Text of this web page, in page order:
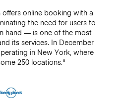
online booking with a
the need for users to
hand — is one of the most
its services. In December
in New York, where
250 locations."